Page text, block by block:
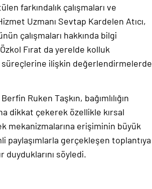
farkındalık çalışmaları ve
Uzmanı Sevtap Kardelen Atıcı,
çalışmaları hakkında bilgi
Fırat da yerelde kolluk
süreçlerine ilişkin değerlendirmelerde
Ruken Taşkın, bağımlılığın
dikkat çekerek özellikle kırsal
mekanizmalarına erişiminin büyük
paylaşımlarla gerçekleşen toplantıya
söyledi.